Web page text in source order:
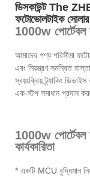
ডিসকাউন্ট The
ফটোভোলটাইক সোলার
1000w পোর্টেবল
আমাদের পণ্য পরিসীমা
এবং নিয়ন্ত্রণ সমন্বিত
স্বয়ংক্রিয় ট্র্যাকিং
এক-স্টপ সমাধান প্রদান
1000w পোর্টেবল
কার্যকারিতা
* একটি MCU বুদ্ধিমান